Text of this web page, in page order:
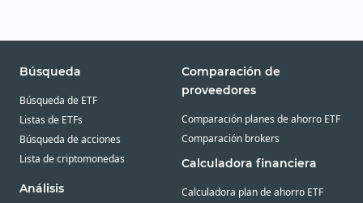
Búsqueda
Búsqueda de ETF
Listas de ETFs
Búsqueda de acciones
Lista de criptomonedas
Análisis
Comparación de
proveedores
Comparación planes de ahorro ETF
Comparación brokers
Calculadora financiera
Calculadora plan de ahorro ETF